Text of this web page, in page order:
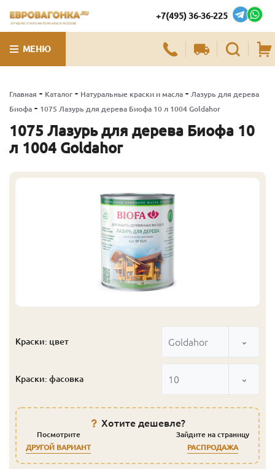
ЛУЧШИЕ ПИЛОМАТЕРИАЛЫ В МОСКВЕ
+7(495) 36-36-225
МЕНЮ
Главная - Каталог - Натуральные краски и масла - Лазурь для дерева
Биофа - 1075 Лазурь для дерева Биофа 10 л 1004 Goldahor
1075 Лазурь для дерева Биофа 10
л 1004 Goldahor
Краски: цвет Goldahor
Краски: фасовка 10
Хотите дешевле?
Посмотрите
ДРУГОЙ ВАРИАНТ
Зайдите на страницу
РАСПРОДАЖА